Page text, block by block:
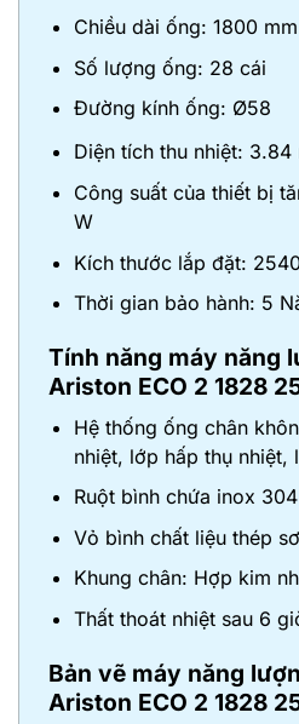
Chiều dài ống: 1800 mm
Số lượng ống: 28 cái
Đường kính ống: Ø58
Diện tích thu nhiệt: 3.84
Công suất của thiết bị
W
Kích thước lắp đặt:
Thời gian bảo hành: 5
Tính năng máy năng
Ariston ECO 2 1828
Hệ thống ống chân
nhiệt, lớp hấp thụ nhiệt,
Ruột bình chứa inox
Vỏ bình chất liệu thép
Khung chân: Hợp kim
Thất thoát nhiệt sau 6
Bản vẽ máy năng
Ariston ECO 2 1828